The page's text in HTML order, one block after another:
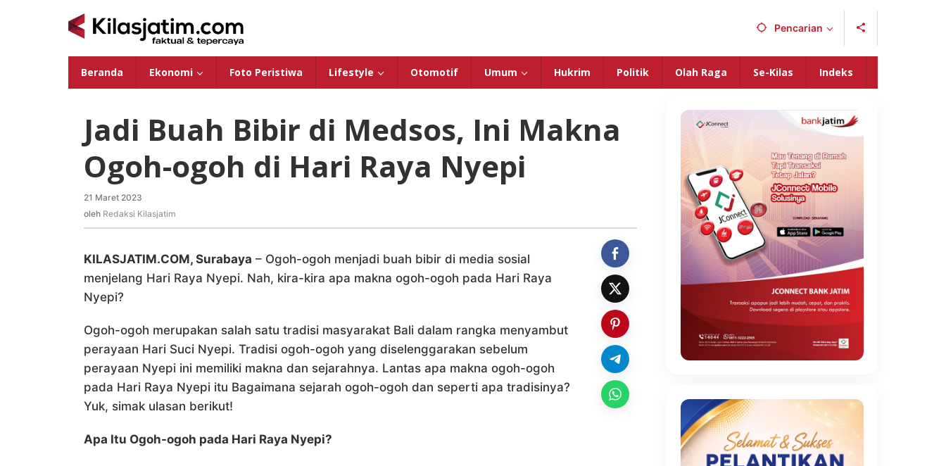
Pencarian
Beranda Ekonomi Foto Peristiwa Lifestyle Otomotif Umum Hukrim Politik Olah Raga Se-Kilas Indeks
Jadi Buah Bibir di Medsos, Ini Makna
Ogoh-ogoh di Hari Raya Nyepi
21 Maret 2023
Redaksi
oleh Redaksi Kilasjatim
KILASJATIM.COM, Surabaya – Ogoh-ogoh menjadi buah bibir di media sosial
menjelang Hari Raya Nyepi. Nah, kira-kira apa makna ogoh-ogoh pada Hari Raya
Nyepi?
Ogoh-ogoh merupakan salah satu tradisi masyarakat Bali dalam rangka menyambut
perayaan Hari Suci Nyepi. Tradisi ogoh-ogoh yang diselenggarakan sebelum
perayaan Nyepi ini memiliki makna dan sejarahnya. Lantas apa makna ogoh-ogoh
pada Hari Raya Nyepi itu Bagaimana sejarah ogoh-ogoh dan seperti apa tradisinya?
Yuk, simak ulasan berikut!
Apa Itu Ogoh-ogoh pada Hari Raya Nyepi?